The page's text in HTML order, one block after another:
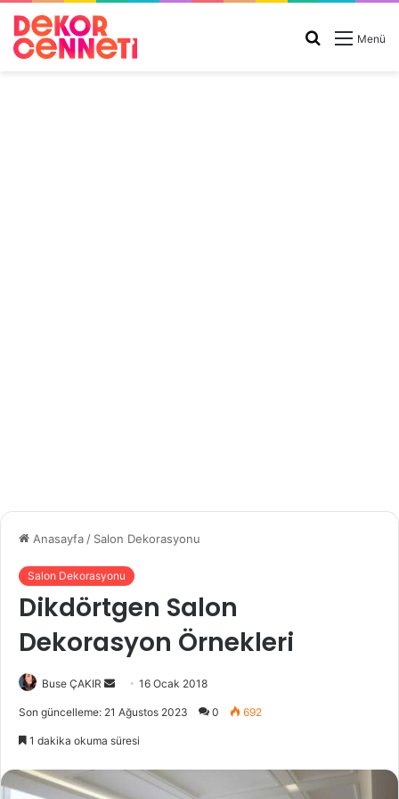
Menü
Arama
Anasayfa / Salon Dekorasyonu
Salon Dekorasyonu
Dikdörtgen Salon
Dekorasyon Örnekleri
Buse ÇAKIR
e
-
p
16 Ocak 2018
Son güncelleme: 21 Ağustos 2023 0 692
1 dakika okuma süresi